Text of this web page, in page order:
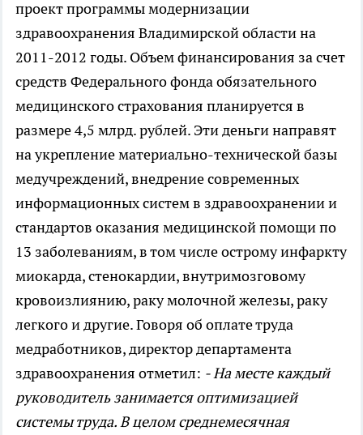
проект программы модернизации
здравоохранения Владимирской области на
2011-2012 годы. Объем финансирования за счет
средств Федерального фонда обязательного
медицинского страхования планируется в
размере 4,5 млрд. рублей. Эти деньги направят
на укрепление материально-технической базы
медучреждений, внедрение современных
информационных систем в здравоохранении и
стандартов оказания медицинской помощи по
13 заболеваниям, в том числе острому инфаркту
миокарда, стенокардии, внутримозговому
кровоизлиянию, раку молочной железы, раку
легкого и другие. Говоря об оплате труда
медработников, директор департамента
здравоохранения отметил: - На месте каждый
руководитель занимается оптимизацией
системы труда. В целом среднемесячная